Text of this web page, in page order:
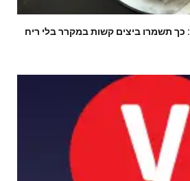
תשמרו ביצים קשות במקרר בלי ריח